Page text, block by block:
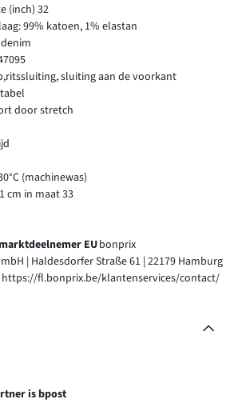
(inch) 32
99% katoen, 1% elastan
sluiting aan de voorkant
door stretch
(machinewas)
cm in maat 33
EUbonprix
| Haldesdorfer Straße 61 | 22179 Hamburg
https://fl.bonprix.be/klantenservices/contact/
is bpost